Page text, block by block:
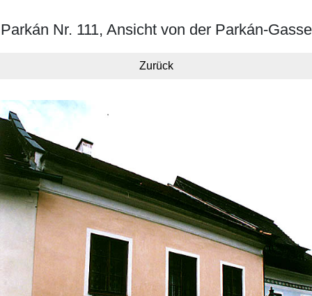
Parkán Nr. 111, Ansicht von der Parkán-Gasse
Zurück